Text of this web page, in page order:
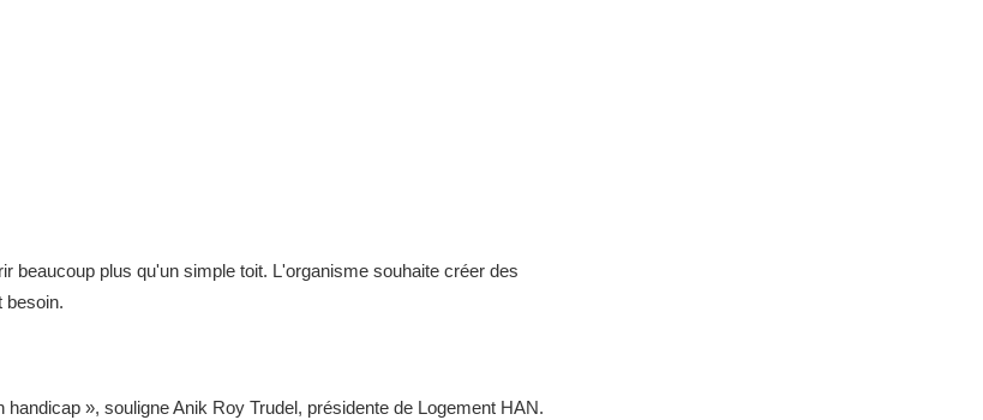
beaucoup plus qu'un simple toit. L'organisme souhaite créer des
besoin.
», souligne Anik Roy Trudel, présidente de Logement HAN.